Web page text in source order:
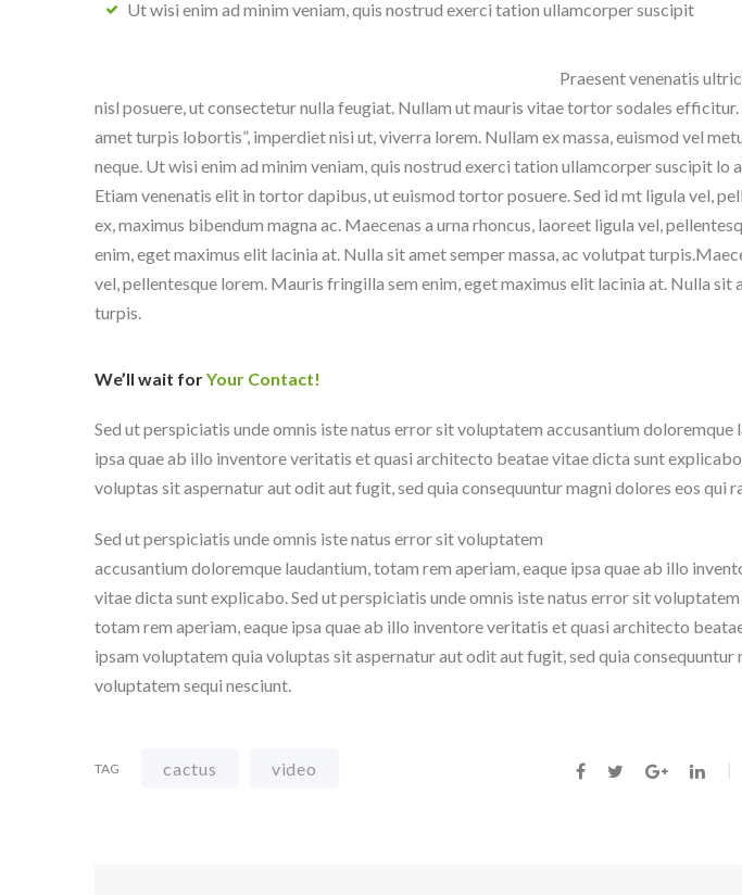
Ut wisi enim ad minim veniam, quis nostrud exerci tation ullamcorper suscipit
Praesent venenatis
nisl posuere, ut consectetur nulla feugiat. Nullam ut mauris vitae tortor sodales efficitur.
amet turpis lobortis”, imperdiet nisi ut, viverra lorem. Nullam ex massa, euismod vel
neque. Ut wisi enim ad minim veniam, quis nostrud exerci tation ullamcorper suscipit lo
Etiam venenatis elit in tortor dapibus, ut euismod tortor posuere. Sed id mt ligula vel,
ex, maximus bibendum magna ac. Maecenas a urna rhoncus, laoreet ligula vel,
enim, eget maximus elit lacinia at. Nulla sit amet semper massa, ac volutpat
vel, pellentesque lorem. Mauris fringilla sem enim, eget maximus elit lacinia at. Nulla sit
turpis.
We’ll wait forYour Contact!
Sed ut perspiciatis unde omnis iste natus error sit voluptatem accusantium doloremque
ipsa quae ab illo inventore veritatis et quasi architecto beatae vitae dicta sunt
voluptas sit aspernatur aut odit aut fugit, sed quia consequuntur magni dolores eos qui
Sed ut perspiciatis unde omnis iste natus error sit voluptatem
accusantium doloremque laudantium, totam rem aperiam, eaque ipsa quae ab illo
vitae dicta sunt explicabo. Sed ut perspiciatis unde omnis iste natus error sit
totam rem aperiam, eaque ipsa quae ab illo inventore veritatis et quasi architecto
ipsam voluptatem quia voluptas sit aspernatur aut odit aut fugit, sed quia consequuntur
voluptatem sequi nesciunt.
TAG cactus video